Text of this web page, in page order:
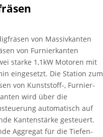
von Massivkanten
von Furnierkanten
starke 1,1kW Motoren mit
eingesetzt. Die Station zum
von Kunststoff-, Furnier-
wird über die
automatisch auf
Kantenstärke gesteuert.
Aggregat für die Tiefen-